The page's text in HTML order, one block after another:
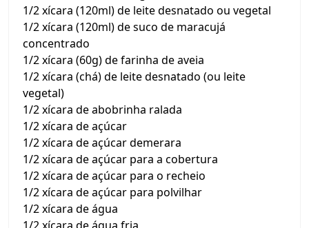
1/2 xícara (120ml) de leite desnatado ou vegetal
1/2 xícara (120ml) de suco de maracujá
concentrado
1/2 xícara (60g) de farinha de aveia
1/2 xícara (chá) de leite desnatado (ou leite
vegetal)
1/2 xícara de abobrinha ralada
1/2 xícara de açúcar
1/2 xícara de açúcar demerara
1/2 xícara de açúcar para a cobertura
1/2 xícara de açúcar para o recheio
1/2 xícara de açúcar para polvilhar
1/2 xícara de água